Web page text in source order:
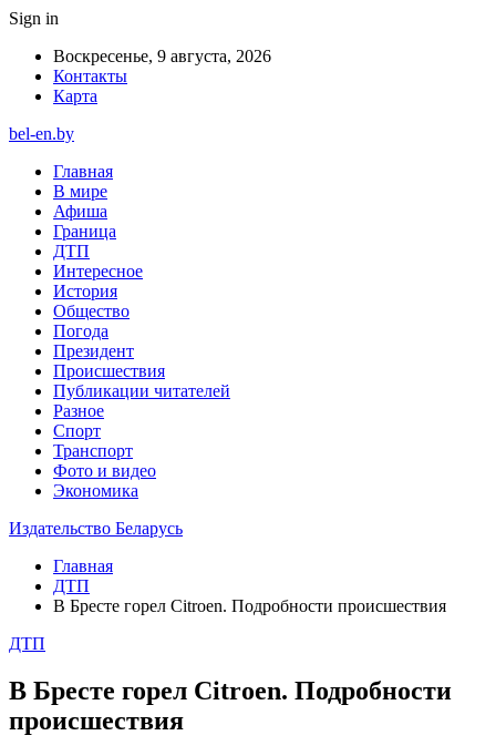
Sign in
Воскресенье, 9 августа, 2026
Контакты
Карта
bel-en.by
Главная
В мире
Афиша
Граница
ДТП
Интересное
История
Общество
Погода
Президент
Происшествия
Публикации читателей
Разное
Спорт
Транспорт
Фото и видео
Экономика
Издательство Беларусь
Главная
ДТП
В Бресте горел Citroen. Подробности происшествия
ДТП
В Бресте горел Citroen. Подробности
происшествия